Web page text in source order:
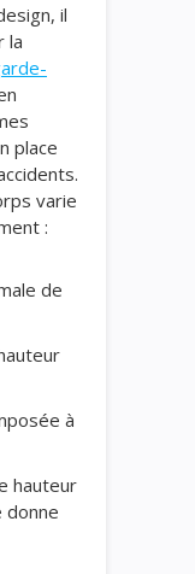
il
la
place
varie
:
de
à
hauteur
donne